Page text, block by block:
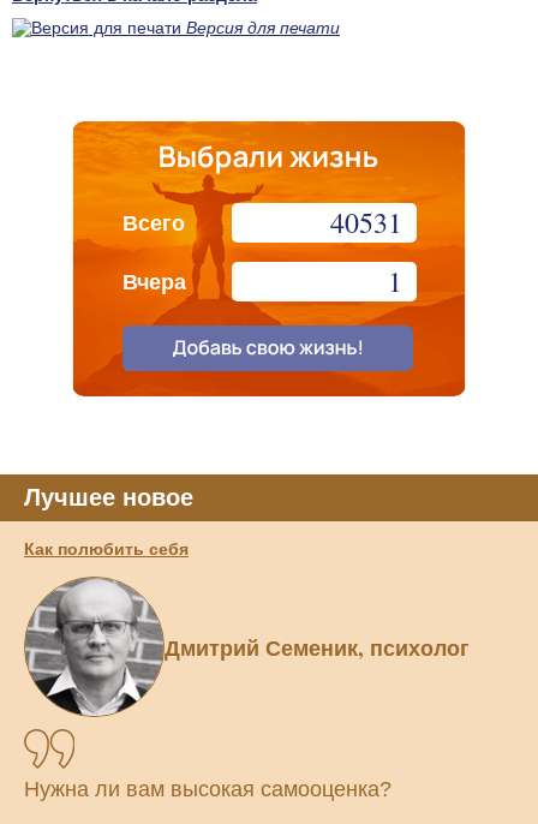
Версия для печати
Всего 40531
Вчера 1
Лучшее новое
Как полюбить себя
Дмитрий Семеник, психолог
Нужна ли вам высокая самооценка?